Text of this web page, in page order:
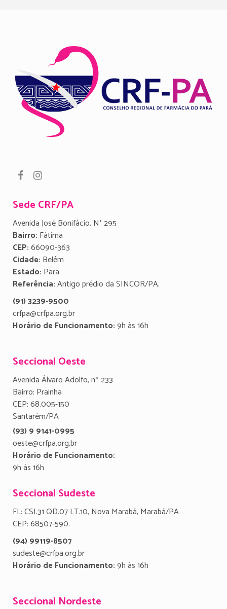
Sede CRF/PA
Avenida José Bonifácio, N° 295
Bairro: Fátima
CEP:66090-363
Cidade: Belém
Estado: Para
Referência:Antigo prédio da SINCOR/PA.
(91) 3239-9500
crfpa@crfpa.org.br
Horário de Funcionamento:9h às 16h
Seccional Oeste
Avenida Álvaro Adolfo, nº 233
Bairro: Prainha
CEP: 68.005-150
Santarém/PA
(93) 9 9141-0995
oeste@crfpa.org.br
Horário de Funcionamento:
9h às 16h
Seccional Sudeste
FL: CSI.31 QD.07 LT.10, Nova Marabá, Marabá/PA
CEP: 68507-590.
(94) 99119-8507
sudeste@crfpa.org.br
Horário de Funcionamento:9h às 16h
Seccional Nordeste